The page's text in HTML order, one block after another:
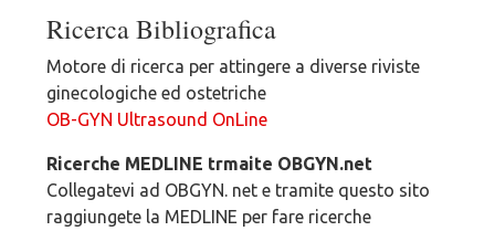
Ricerca Bibliografica
Motore di ricerca per attingere a diverse riviste
ginecologiche ed ostetriche
OB-GYN Ultrasound OnLine
Ricerche MEDLINE trmaite OBGYN.net
Collegatevi ad OBGYN. net e tramite questo sito
raggiungete la MEDLINE per fare ricerche